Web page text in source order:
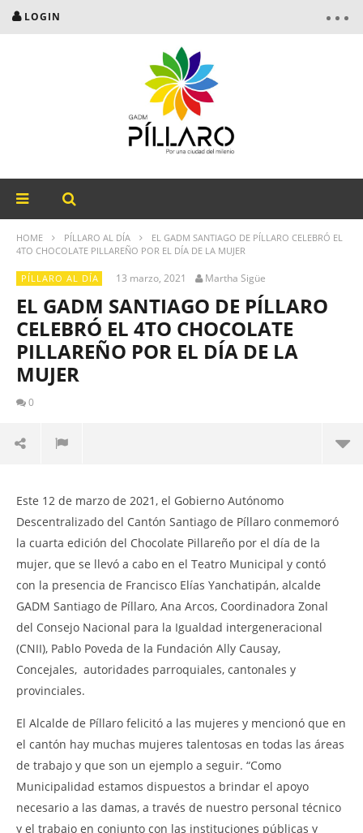
LOGIN
HOME PÍLLARO AL DÍA
EL GADM SANTIAGO DE PÍLLARO CELEBRÓ EL
4TO CHOCOLATE PILLAREÑO POR EL DÍA DE LA MUJER
PÍLLARO AL DÍA 13 marzo, 2021 Martha Sigüe
EL GADM SANTIAGO DE PÍLLARO
CELEBRÓ EL 4TO CHOCOLATE
PILLAREÑO POR EL DÍA DE LA
MUJER
0
CHOCOLATE PILLAREÑO POR EL DÍA DE LA MUJER
13
2021
Sigüe
Este 12 de marzo de 2021, el Gobierno Autónomo
Descentralizado del Cantón Santiago de Píllaro conmemoró
la cuarta edición del Chocolate Pillareño por el día de la
mujer, que se llevó a cabo en el Teatro Municipal y contó
con la presencia de Francisco Elías Yanchatipán, alcalde
GADM Santiago de Píllaro, Ana Arcos, Coordinadora Zonal
del Consejo Nacional para la Igualdad intergeneracional
(CNII), Pablo Poveda de la Fundación Ally Causay,
Concejales, autoridades parroquiales, cantonales y
provinciales.
El Alcalde de Píllaro felicitó a las mujeres y mencionó que en
el cantón hay muchas mujeres talentosas en todas las áreas
de trabajo y que son un ejemplo a seguir. “Como
Municipalidad estamos dispuestos a brindar el apoyo
necesario a las damas, a través de nuestro personal técnico
y el trabajo en conjunto con las instituciones públicas y